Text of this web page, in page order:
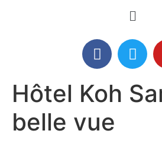
Hôtel Koh
belle vue